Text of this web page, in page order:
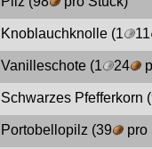
Knoblauchknolle(1 11
Vanilleschote(1 24
Schwarzes Pfefferkorn
Portobellopilz (39 pro